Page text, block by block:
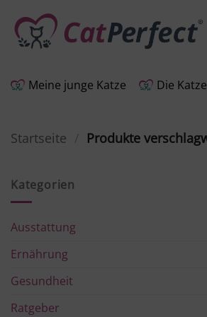
Inhalt
springen
Meine junge Katze Die
Startseite Produkte
Kategorien
Ausstattung
Ernährung
Gesundheit
Ratgeber